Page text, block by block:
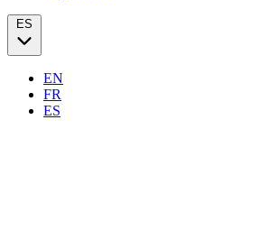
EN
FR
ES